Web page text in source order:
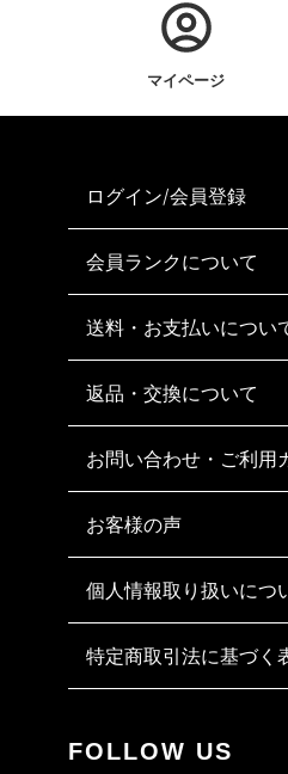
マイページ
ログイン/会員登録
会員ランクについて
送料・お支払いについ
返品・交換について
お問い合わせ・ご利用
お客様の声
個人情報取り扱いにつ
特定商取引法に基づく
FOLLOW US